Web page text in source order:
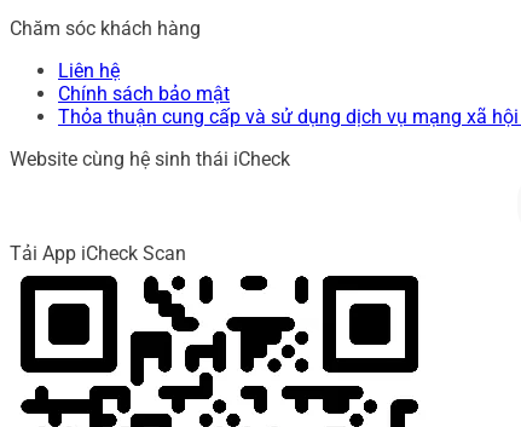
Chăm sóc khách hàng
Liên hệ
Chính sách bảo mật
Thỏa thuận cung cấp và sử dụng dịch vụ mạng xã hội
Website cùng hệ sinh thái iCheck
Tải App iCheck Scan